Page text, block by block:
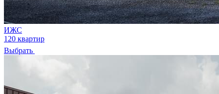
ИЖС
120 квартир
Выбрать